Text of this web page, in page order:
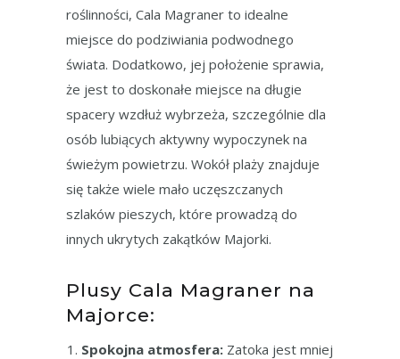
roślinności, Cala Magraner to idealne
miejsce do podziwiania podwodnego
świata. Dodatkowo, jej położenie sprawia,
że jest to doskonałe miejsce na długie
spacery wzdłuż wybrzeża, szczególnie dla
osób lubiących aktywny wypoczynek na
świeżym powietrzu. Wokół plaży znajduje
się także wiele mało uczęszczanych
szlaków pieszych, które prowadzą do
innych ukrytych zakątków Majorki.
Plusy Cala Magraner na
Majorce:
Spokojna atmosfera: Zatoka jest mniej